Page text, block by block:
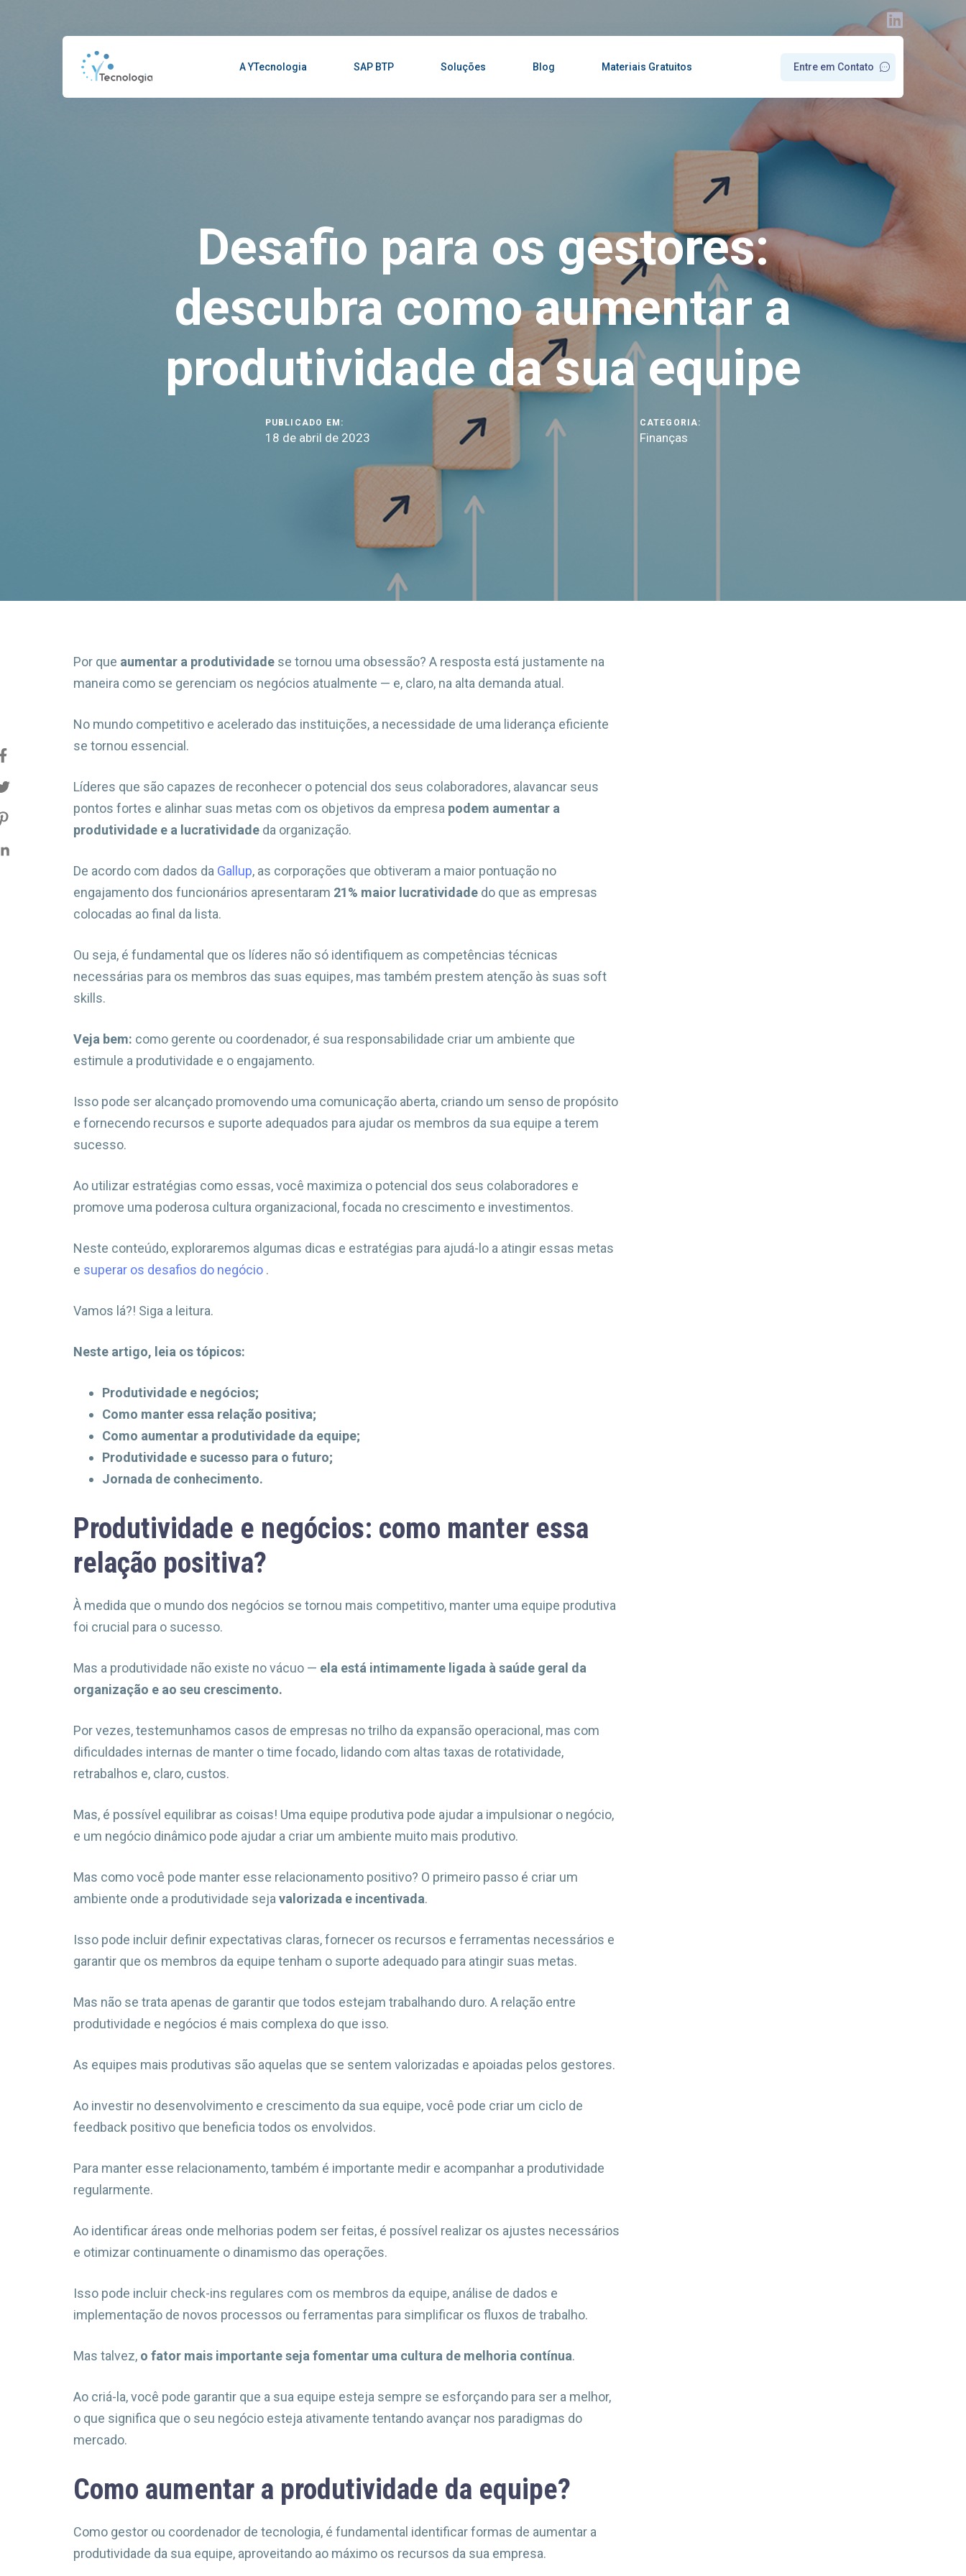
A YTecnologia SAP BTP Soluções Blog Materiais Gratuitos Entre em Contato
Desafio para os gestores:
descubra como aumentar a
produtividade da sua equipe
PUBLICADO EM:
18 de abril de 2023
CATEGORIA:
Finanças
Por que aumentar a produtividade se tornou uma obsessão? A resposta está justamente na
maneira como se gerenciam os negócios atualmente — e, claro, na alta demanda atual.
No mundo competitivo e acelerado das instituições, a necessidade de uma liderança eficiente
se tornou essencial.
Líderes que são capazes de reconhecer o potencial dos seus colaboradores, alavancar seus
pontos fortes e alinhar suas metas com os objetivos da empresa podem aumentar a
produtividade e a lucratividade da organização.
De acordo com dados da Gallup, as corporações que obtiveram a maior pontuação no
engajamento dos funcionários apresentaram 21% maior lucratividade do que as empresas
colocadas ao final da lista.
Ou seja, é fundamental que os líderes não só identifiquem as competências técnicas
necessárias para os membros das suas equipes, mas também prestem atenção às suas soft
skills.
Veja bem: como gerente ou coordenador, é sua responsabilidade criar um ambiente que
estimule a produtividade e o engajamento.
Isso pode ser alcançado promovendo uma comunicação aberta, criando um senso de propósito
e fornecendo recursos e suporte adequados para ajudar os membros da sua equipe a terem
sucesso.
Ao utilizar estratégias como essas, você maximiza o potencial dos seus colaboradores e
promove uma poderosa cultura organizacional, focada no crescimento e investimentos.
Neste conteúdo, exploraremos algumas dicas e estratégias para ajudá-lo a atingir essas metas
e superar os desafios do negócio .
Vamos lá?! Siga a leitura.
Neste artigo, leia os tópicos:
Produtividade e negócios;
Como manter essa relação positiva;
Como aumentar a produtividade da equipe;
Produtividade e sucesso para o futuro;
Jornada de conhecimento.
Produtividade e negócios: como manter essa
relação positiva?
À medida que o mundo dos negócios se tornou mais competitivo, manter uma equipe produtiva
foi crucial para o sucesso.
Mas a produtividade não existe no vácuo — ela está intimamente ligada à saúde geral da
organização e ao seu crescimento.
Por vezes, testemunhamos casos de empresas no trilho da expansão operacional, mas com
dificuldades internas de manter o time focado, lidando com altas taxas de rotatividade,
retrabalhos e, claro, custos.
Mas, é possível equilibrar as coisas! Uma equipe produtiva pode ajudar a impulsionar o negócio,
e um negócio dinâmico pode ajudar a criar um ambiente muito mais produtivo.
Mas como você pode manter esse relacionamento positivo? O primeiro passo é criar um
ambiente onde a produtividade seja valorizada e incentivada.
Isso pode incluir definir expectativas claras, fornecer os recursos e ferramentas necessários e
garantir que os membros da equipe tenham o suporte adequado para atingir suas metas.
Mas não se trata apenas de garantir que todos estejam trabalhando duro. A relação entre
produtividade e negócios é mais complexa do que isso.
As equipes mais produtivas são aquelas que se sentem valorizadas e apoiadas pelos gestores.
Ao investir no desenvolvimento e crescimento da sua equipe, você pode criar um ciclo de
feedback positivo que beneficia todos os envolvidos.
Para manter esse relacionamento, também é importante medir e acompanhar a produtividade
regularmente.
Ao identificar áreas onde melhorias podem ser feitas, é possível realizar os ajustes necessários
e otimizar continuamente o dinamismo das operações.
Isso pode incluir check-ins regulares com os membros da equipe, análise de dados e
implementação de novos processos ou ferramentas para simplificar os fluxos de trabalho.
Mas talvez, o fator mais importante seja fomentar uma cultura de melhoria contínua.
Ao criá-la, você pode garantir que a sua equipe esteja sempre se esforçando para ser a melhor,
o que significa que o seu negócio esteja ativamente tentando avançar nos paradigmas do
mercado.
Como aumentar a produtividade da equipe?
Como gestor ou coordenador de tecnologia, é fundamental identificar formas de aumentar a
produtividade da sua equipe, aproveitando ao máximo os recursos da sua empresa.